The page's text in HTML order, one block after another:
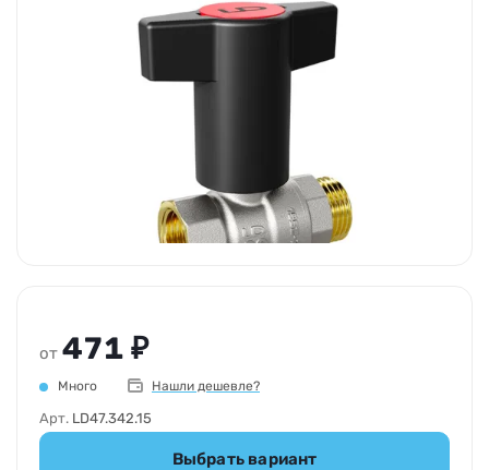
от 471 ₽
Много Нашли дешевле?
Арт. LD47.342.15
Выбрать вариант